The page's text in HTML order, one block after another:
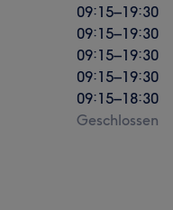
09:15–19:30
09:15–19:30
09:15–19:30
09:15–19:30
09:15–18:30
Geschlossen